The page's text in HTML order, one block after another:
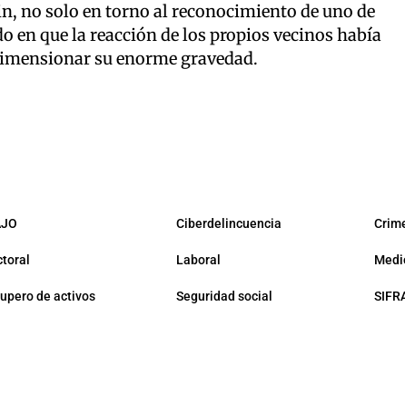
no solo en torno al reconocimiento de uno de
que la reacción de los propios vecinos había
su enorme gravedad.
Ciberdelincuencia
Laboral
de activos Seguridad social